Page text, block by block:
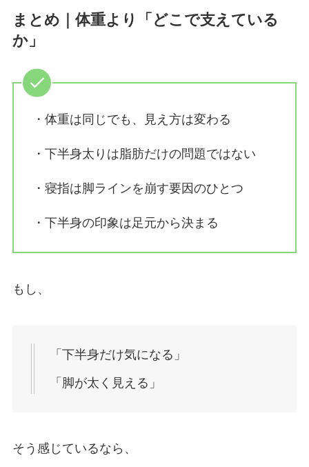
まとめ｜体重より「どこで支えている
か」
・体重は同じでも、見え方は変わる
・下半身太りは脂肪だけの問題ではない
・寝指は脚ラインを崩す要因のひとつ
・下半身の印象は足元から決まる
もし、
「下半身だけ気になる」
「脚が太く見える」
そう感じているなら、